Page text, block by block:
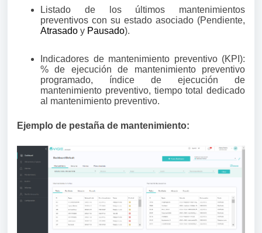
Listado de los últimos mantenimientos
preventivos con su estado asociado (Pendiente,
Atrasado y Pausado).
Indicadores de mantenimiento preventivo (KPI):
% de ejecución de mantenimiento preventivo
programado, índice de ejecución de
mantenimiento preventivo, tiempo total dedicado
al mantenimiento preventivo.
Ejemplo de pestaña de mantenimiento: